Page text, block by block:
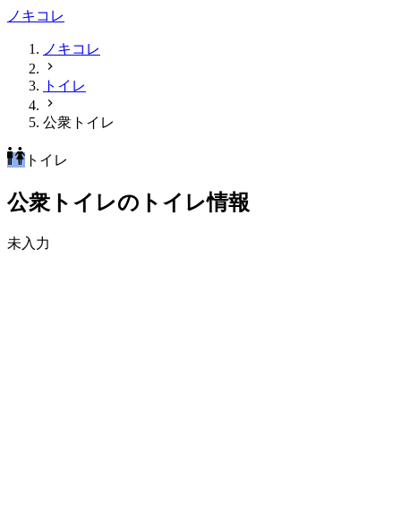
ノキコレ
ノキコレ
トイレ
公衆トイレ
トイレ
公衆トイレのトイレ情報
未入力